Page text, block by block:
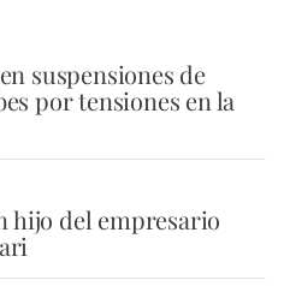
suspensiones de
por tensiones en la
hijo del empresario